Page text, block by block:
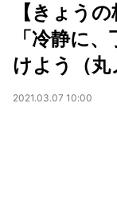
【きょう
「冷静に
けよう（丸
2021.03.07 10:00